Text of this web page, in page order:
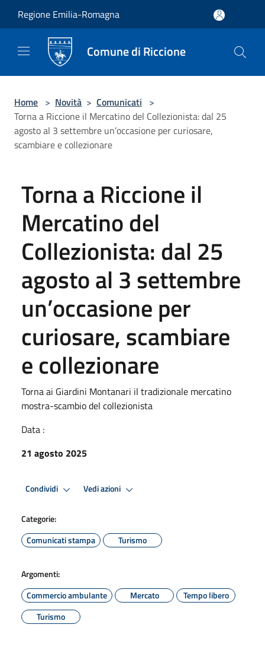
Regione Emilia-Romagna
Comune di Riccione
Home > Novità > Comunicati >
Torna a Riccione il Mercatino del Collezionista: dal 25
agosto al 3 settembre un’occasione per curiosare,
scambiare e collezionare
Torna a Riccione il
Mercatino del
Collezionista: dal 25
agosto al 3 settembre
un’occasione per
curiosare, scambiare
e collezionare
Torna ai Giardini Montanari il tradizionale mercatino
mostra-scambio del collezionista
Data :
21 agosto 2025
Condividi Vedi azioni
Categorie:
Comunicati stampa
Turismo
Argomenti:
Commercio ambulante
Mercato
Tempo libero
Turismo